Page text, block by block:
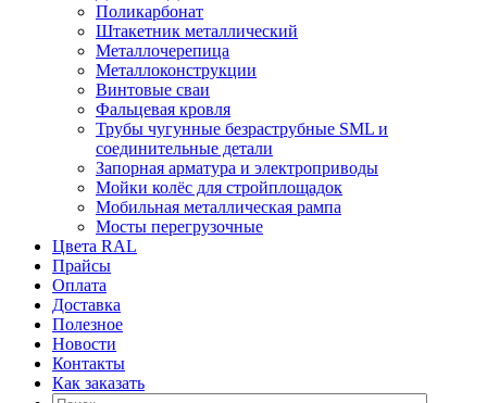
Поликарбонат
Штакетник металлический
Металлочерепица
Металлоконструкции
Винтовые сваи
Фальцевая кровля
Трубы чугунные безраструбные SML и
соединительные детали
Запорная арматура и электроприводы
Мойки колёс для стройплощадок
Мобильная металлическая рампа
Мосты перегрузочные
Цвета RAL
Прайсы
Оплата
Доставка
Полезное
Новости
Контакты
Как заказать